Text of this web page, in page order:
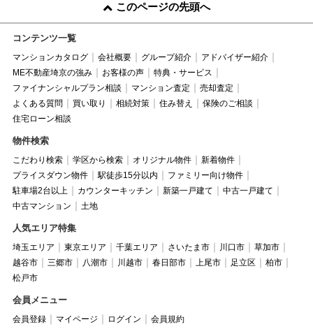
このページの先頭へ
コンテンツ一覧
マンションカタログ 会社概要 グループ紹介
アドバイザー紹介
ME不動産埼京の強み
お客様の声
特典・サービス
ファイナンシャルプラン相談
マンション査定
売却査定
よくある質問
買い取り 相続対策 住み替え
保険のご相談
住宅ローン相談
物件検索
こだわり検索 学区から検索 オリジナル物件
新着物件
プライスダウン物件
駅徒歩15分以内
ファミリー向け物件
駐車場2台以上
カウンターキッチン 新築一戸建て
中古一戸建て
中古マンション
土地
人気エリア特集
埼玉エリア 東京エリア 千葉エリア さいたま市 川口市
草加市
越谷市
三郷市 八潮市 川越市 春日部市 上尾市 足立区
柏市
松戸市
会員メニュー
会員登録 マイページ ログイン 会員規約